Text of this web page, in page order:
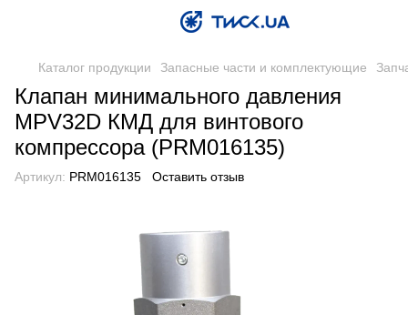
Каталог продукции Запасные части и комплектующие
Клапан минимального давления
MPV32D КМД для винтового
компрессора (PRM016135)
Артикул: PRM016135 Оставить отзыв